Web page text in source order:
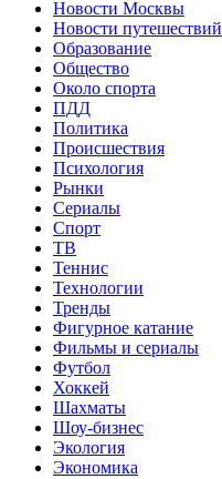
Новости Москвы
Новости путешествий
Образование
Общество
Около спорта
ПДД
Политика
Происшествия
Психология
Рынки
Сериалы
Спорт
ТВ
Теннис
Технологии
Тренды
Фигурное катание
Фильмы и сериалы
Футбол
Хоккей
Шахматы
Шоу-бизнес
Экология
Экономика